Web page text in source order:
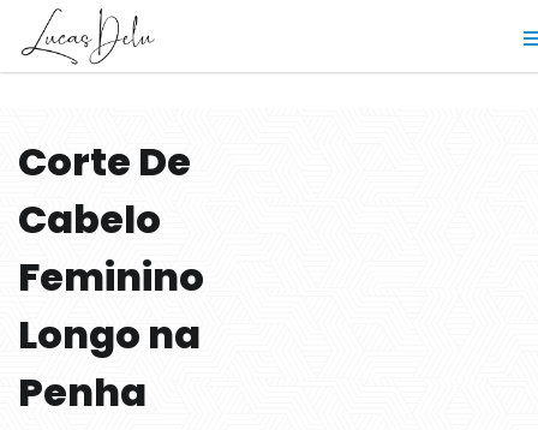
Corte De
Cabelo
Feminino
Longo na
Penha